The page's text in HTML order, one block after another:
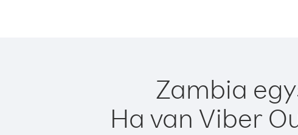
Zambia
Ha van Viber